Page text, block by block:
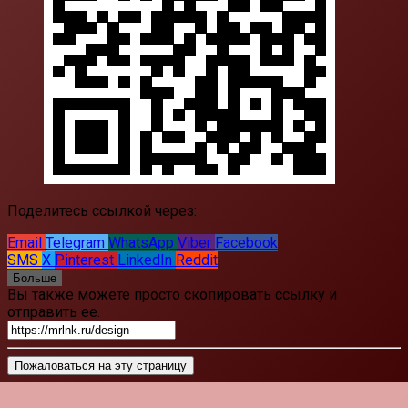
Поделитесь ссылкой через:
Email Telegram WhatsApp Viber Facebook
SMS X Pinterest LinkedIn Reddit
Больше
Вы также можете просто скопировать ссылку и
отправить ее.
Пожаловаться на эту страницу